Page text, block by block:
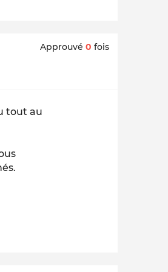
Approuvé 0 fois
tout au